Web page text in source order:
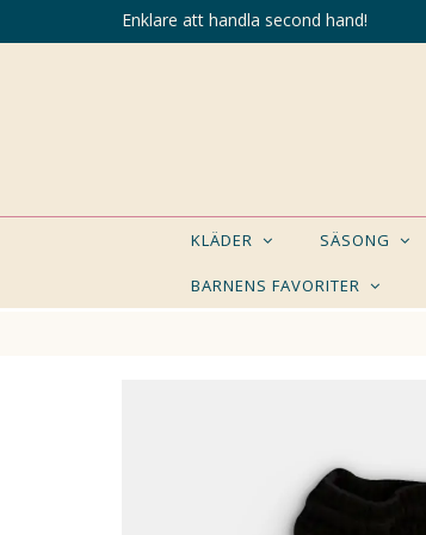
Enklare att handla second hand!
KLÄDER SÄSONG
BARNENS FAVORITER